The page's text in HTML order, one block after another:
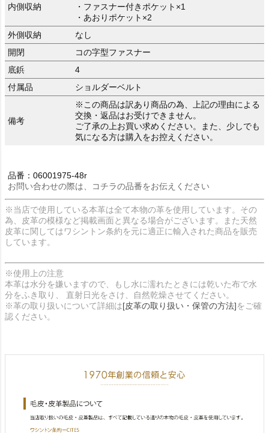
内側収納
・ファスナー付きポケット×1
・あおりポケット×2
外側収納
なし
開閉
コの字型ファスナー
底鋲
4
付属品
ショルダーベルト
備考
※この商品は訳あり商品の為、上記の理由による
交換・返品はお受けできません。
ご了承の上お買い求めください。また、少しでも
気になる方は購入をお控えください。
品番：06001975-48r
お問い合わせの際は、コチラの品番をお伝えください
※当店で使用している本革は全て本物の革を使用しています。その
為、皮革の模様など掲載画面と異なる場合がございます。また天然
皮革に関してはワシントン条約を元に適正に輸入された商品を販売
しています。
※使用上の注意
本革は水分を嫌いますので、もし水に濡れたときには乾いた布で水
分をふき取り、 直射日光をさけ、自然乾燥させてください。
※革の取り扱いについて詳細は[皮革の取り扱い・保管の方法]をご確
認ください。